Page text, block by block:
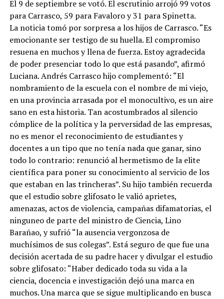
El 9 de septiembre se votó. El escrutinio arrojó 99 votos
para Carrasco, 59 para Favaloro y 31 para Spinetta.
La noticia tomó por sorpresa a los hijos de Carrasco. “Es
emocionante ser testigo de su huella. El compromiso
resuena en muchos y llena de fuerza. Estoy agradecida
de poder presenciar todo lo que está pasando”, afirmó
Luciana. Andrés Carrasco hijo complementó: “El
nombramiento de la escuela con el nombre de mi viejo,
en una provincia arrasada por el monocultivo, es un aire
sano en esta historia. Tan acostumbrados al silencio
cómplice de la política y la perversidad de las empresas,
no es menor el reconocimiento de estudiantes y
docentes a un tipo que no tenía nada que ganar, sino
todo lo contrario: renunció al hermetismo de la elite
científica para poner su conocimiento al servicio de los
que estaban en las trincheras”. Su hijo también recuerda
que el estudio sobre glifosato le valió aprietes,
amenazas, actos de violencia, campañas difamatorias, el
ninguneo de parte del ministro de Ciencia, Lino
Barañao, y sufrió “la ausencia vergonzosa de
muchísimos de sus colegas”. Está seguro de que fue una
decisión acertada de su padre hacer y divulgar el estudio
sobre glifosato: “Haber dedicado toda su vida a la
ciencia, docencia e investigación dejó una marca en
muchos. Una marca que se sigue multiplicando en busca